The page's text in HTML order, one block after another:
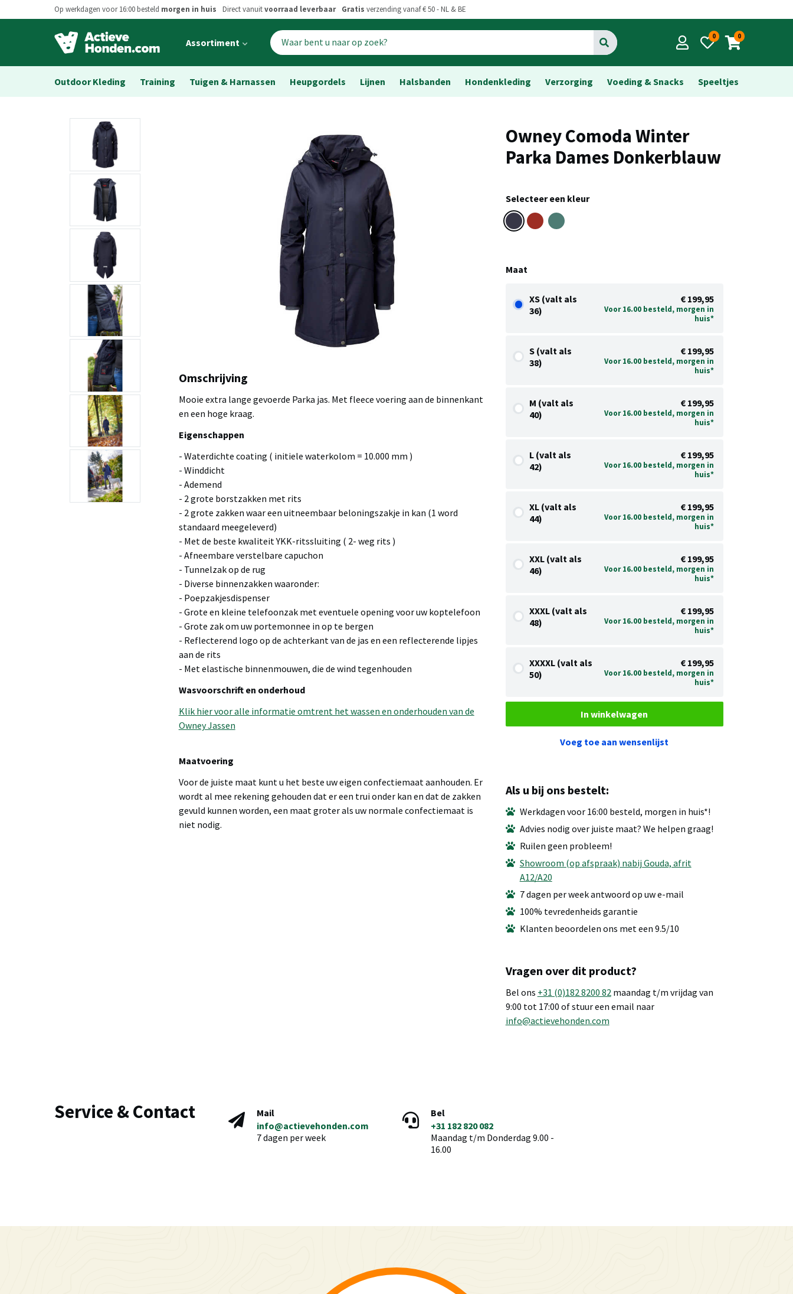
Op werkdagen voor 16:00 besteld morgen in huis Direct vanuitvoorraad leverbaar Gratis verzending vanaf € 50 - NL & BE
Open
menu
Assortiment Go 0 0
Outdoor Kleding Training Tuigen & Harnassen Heupgordels Lijnen Halsbanden Hondenkleding Verzorging Voeding & Snacks Speeltjes
Owney Comoda Winter
Parka Dames Donkerblauw
Selecteer een kleur
Maat
XS (valt als
36)
€ 199,95
Voor 16.00 besteld, morgen in
huis*
S (valt als
38)
€ 199,95
Voor 16.00 besteld, morgen in
huis*
M (valt als
40)
€ 199,95
Voor 16.00 besteld, morgen in
huis*
L (valt als
42)
€ 199,95
Voor 16.00 besteld, morgen in
huis*
XL (valt als
44)
€ 199,95
Voor 16.00 besteld, morgen in
huis*
XXL (valt als
46)
€ 199,95
Voor 16.00 besteld, morgen in
huis*
XXXL (valt als
48)
€ 199,95
Voor 16.00 besteld, morgen in
huis*
XXXXL (valt als
50)
€ 199,95
Voor 16.00 besteld, morgen in
huis*
In winkelwagen
Voeg toe aan wensenlijst
Omschrijving
Mooie extra lange gevoerde Parka jas. Met fleece voering aan de binnenkant
en een hoge kraag.
Eigenschappen
- Waterdichte coating ( initiele waterkolom = 10.000 mm )
- Winddicht
- Ademend
- 2 grote borstzakken met rits
- 2 grote zakken waar een uitneembaar beloningszakje in kan (1 word
standaard meegeleverd)
- Met de beste kwaliteit YKK-ritssluiting ( 2- weg rits )
- Afneembare verstelbare capuchon
- Tunnelzak op de rug
- Diverse binnenzakken waaronder:
- Poepzakjesdispenser
- Grote en kleine telefoonzak met eventuele opening voor uw koptelefoon
- Grote zak om uw portemonnee in op te bergen
- Reflecterend logo op de achterkant van de jas en een reflecterende lipjes
aan de rits
- Met elastische binnenmouwen, die de wind tegenhouden
Wasvoorschrift en onderhoud
Klik hier voor alle informatie omtrent het wassen en onderhouden van de
Owney Jassen
Maatvoering
Voor de juiste maat kunt u het beste uw eigen confectiemaat aanhouden. Er
wordt al mee rekening gehouden dat er een trui onder kan en dat de zakken
gevuld kunnen worden, een maat groter als uw normale confectiemaat is
niet nodig.
Als u bij ons bestelt:
Werkdagen voor 16:00 besteld, morgen in huis*!
Advies nodig over juiste maat? We helpen graag!
Ruilen geen probleem!
Showroom (op afspraak) nabij Gouda, afrit
A12/A20
7 dagen per week antwoord op uw e-mail
100% tevredenheids garantie
Klanten beoordelen ons met een 9.5/10
Vragen over dit product?
Bel ons +31 (0)182 8200 82maandag t/m vrijdag van
9:00 tot 17:00 of stuur een email naar
info@actievehonden.com
Service & Contact
Mail
info@actievehonden.com
7 dagen per week
Bel
+31 182 820 082
Maandag t/m Donderdag 9.00 -
16.00